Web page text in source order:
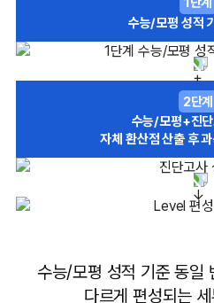
수능/모평 성적
2단계
수능/모평+진
자체 환산점 산출 후
수능/모평 성적 기준 동일
다르게 편성되는